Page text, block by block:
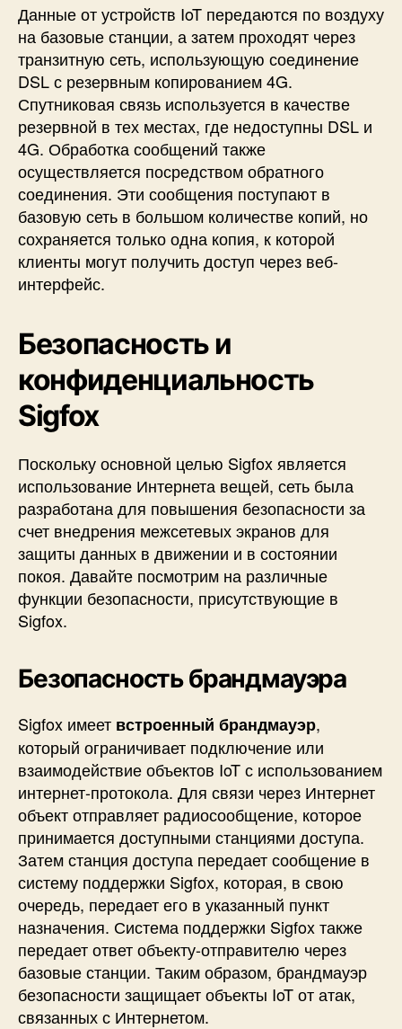
Данные от устройств IoT передаются по воздуху
на базовые станции, а затем проходят через
транзитную сеть, использующую соединение
DSL с резервным копированием 4G.
Спутниковая связь используется в качестве
резервной в тех местах, где недоступны DSL и
4G. Обработка сообщений также
осуществляется посредством обратного
соединения. Эти сообщения поступают в
базовую сеть в большом количестве копий, но
сохраняется только одна копия, к которой
клиенты могут получить доступ через веб-
интерфейс.
Безопасность и
конфиденциальность
Sigfox
Поскольку основной целью Sigfox является
использование Интернета вещей, сеть была
разработана для повышения безопасности за
счет внедрения межсетевых экранов для
защиты данных в движении и в состоянии
покоя. Давайте посмотрим на различные
функции безопасности, присутствующие в
Sigfox.
Безопасность брандмауэра
Sigfox имеет встроенный брандмауэр,
который ограничивает подключение или
взаимодействие объектов IoT с использованием
интернет-протокола. Для связи через Интернет
объект отправляет радиосообщение, которое
принимается доступными станциями доступа.
Затем станция доступа передает сообщение в
систему поддержки Sigfox, которая, в свою
очередь, передает его в указанный пункт
назначения. Система поддержки Sigfox также
передает ответ объекту-отправителю через
базовые станции. Таким образом, брандмауэр
безопасности защищает объекты IoT от атак,
связанных с Интернетом.